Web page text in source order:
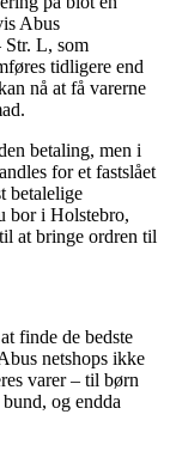
Abus
Str. L, som
tidligere end
nå at få varerne
betaling, men i
for et fastslået
betalelige
bor i Holstebro,
at bringe ordren til
finde de bedste
netshops ikke
varer – til børn
og endda